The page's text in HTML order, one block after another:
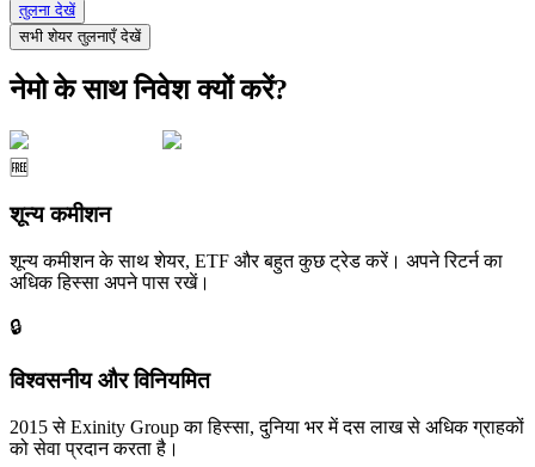
तुलना देखें
सभी शेयर तुलनाएँ देखें
नेमो के साथ निवेश क्यों करें?
🆓
शून्य कमीशन
शून्य कमीशन के साथ शेयर, ETF और बहुत कुछ ट्रेड करें। अपने रिटर्न का
अधिक हिस्सा अपने पास रखें।
🔒
विश्वसनीय और विनियमित
2015 से Exinity Group का हिस्सा, दुनिया भर में दस लाख से अधिक ग्राहकों
को सेवा प्रदान करता है।